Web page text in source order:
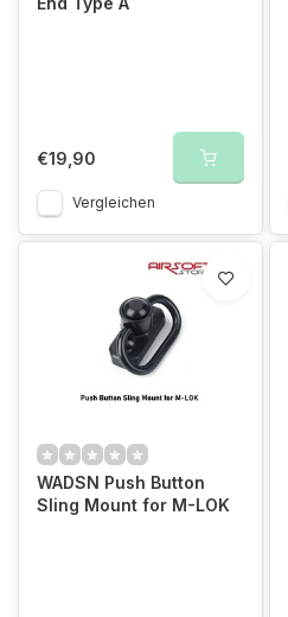
€19,90
Vergleichen
WADSN Push Button
Sling Mount for M-LOK